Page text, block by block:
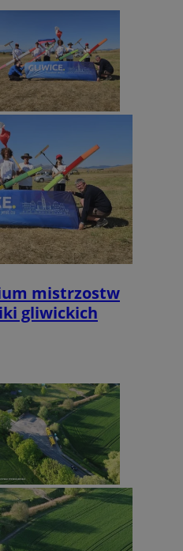
mistrzostw
gliwickich